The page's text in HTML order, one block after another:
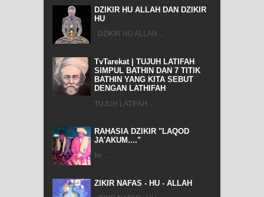
DZIKIR HU ALLAH DAN DZIKIR
HU
DZIKIR HU ALLAH ...
TvTarekat | TUJUH LATIFAH
SIMPUL BATHIN DAN 7 TITIK
BATHIN YANG KITA SEBUT
DENGAN LATHIFAH
TUJUH LATIFAH ...
RAHASIA DZIKIR "LAQOD
JA'AKUM...."
ke ...
ZIKIR NAFAS - HU - ALLAH